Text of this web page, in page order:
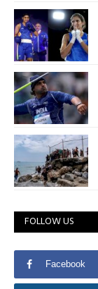
FOLLOW US
Facebook